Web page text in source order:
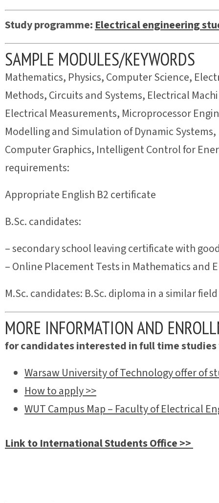
Study programme: Electrical engineering
SAMPLE MODULES/KEYWORDS
Mathematics, Physics, Computer Science,
Methods, Circuits and Systems, Electrical
Electrical Measurements, Microprocessor
Modelling and Simulation of Dynamic
Computer Graphics, Intelligent Control for
requirements:
Appropriate English B2 certificate
B.Sc. candidates:
– secondary school leaving certificate with
– Online Placement Tests in Mathematics and
M.Sc. candidates: B.Sc. diploma in a similar
MORE INFORMATION AND
for candidates interested in full time
Warsaw University of Technology offer of
How to apply >>
WUT Campus Map – Faculty of Electrical
Link to International Students Office >>